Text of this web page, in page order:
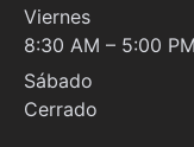
Viernes
8:30 AM – 5:00 PM
Sábado
Cerrado